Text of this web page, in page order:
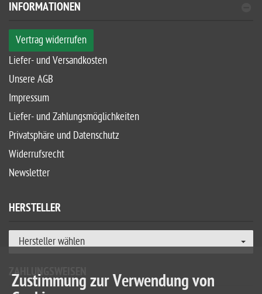
INFORMATIONEN
Vertrag widerrufen
Liefer- und Versandkosten
Unsere AGB
Impressum
Liefer- und Zahlungsmöglichkeiten
Privatsphäre und Datenschutz
Widerrufsrecht
Newsletter
HERSTELLER
Hersteller wählen
ZAHLUNGSWEISEN
Zustimmung zur Verwendung von